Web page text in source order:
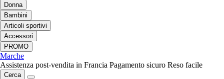
Donna
Bambini
Articoli sportivi
Accessori
PROMO
Marche
Assistenza post-vendita in Francia Pagamento sicuro Reso facile
Cerca